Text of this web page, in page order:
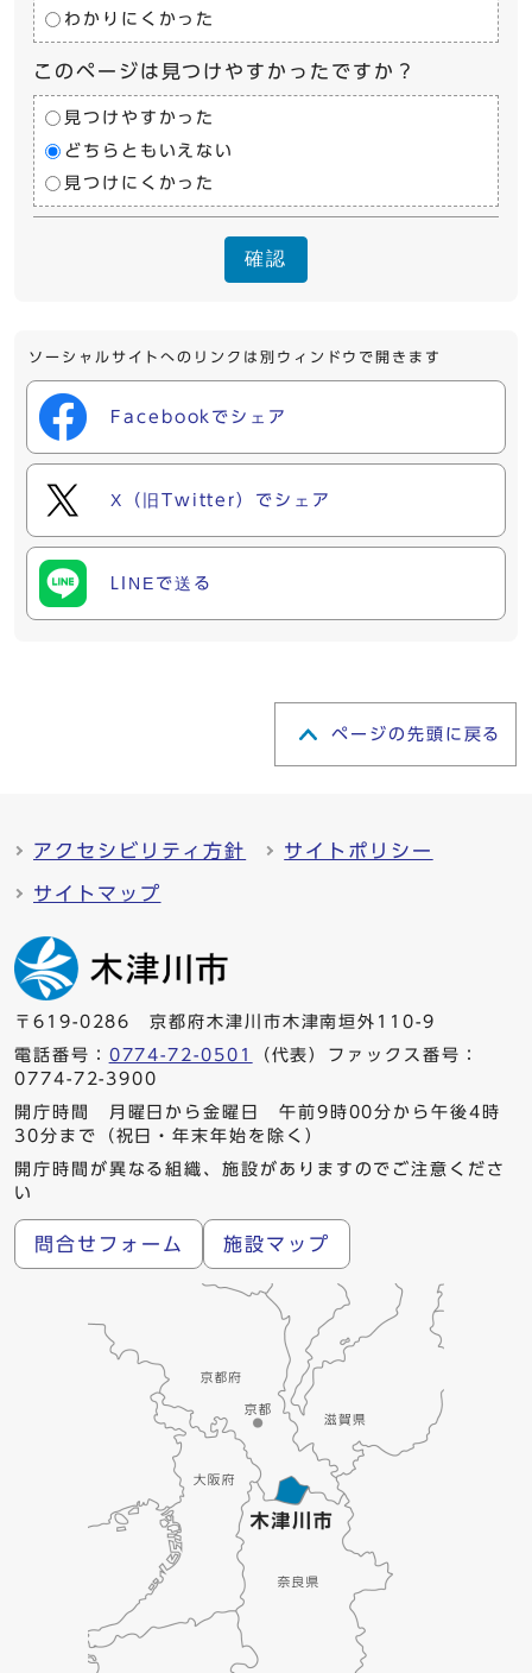
わかりにくかった
このページは見つけやすかったですか？
見つけやすかった
どちらともいえない
見つけにくかった
確認
ソーシャルサイトへのリンクは別ウィンドウで開きます
Facebookでシェア
X（旧Twitter）でシェア
LINEで送る
ページの先頭に戻る
アクセシビリティ方針 サイトポリシー
サイトマップ
〒619-0286 京都府木津川市木津南垣外110-9
電話番号： 0774-72-0501
（代表）ファックス番号：
0774-72-3900
開庁時間 月曜日から金曜日 午前9時00分から午後4時
30分まで（祝日・年末年始を除く）
開庁時間が異なる組織、施設がありますのでご注意くださ
い
問合せフォーム 施設マップ